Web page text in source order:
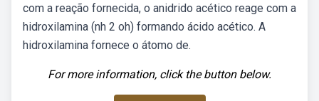
com a reação fornecida, o anidrido acético reage com a
hidroxilamina (nh 2 oh) formando ácido acético. A
hidroxilamina fornece o átomo de.
For more information, click the button below.